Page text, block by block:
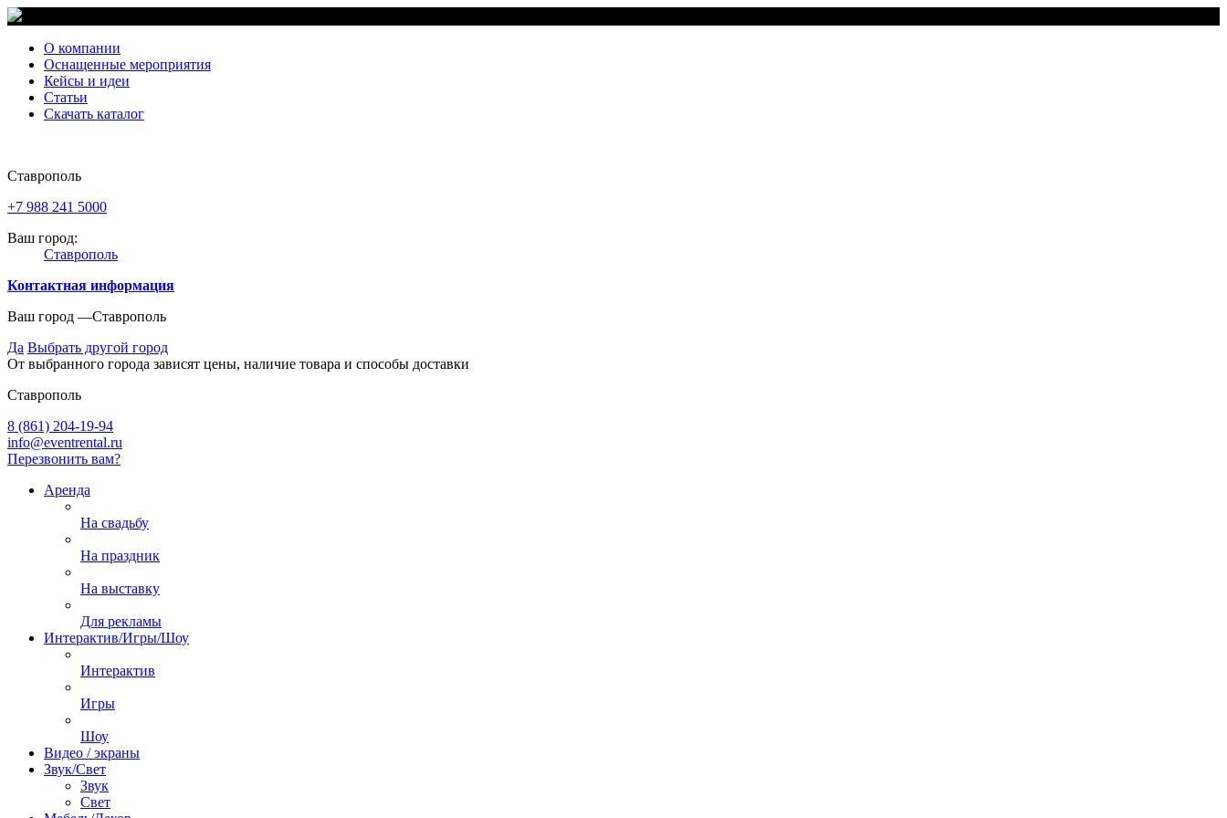
О компании
Оснащенные мероприятия
Кейсы и идеи
Статьи
Скачать каталог
Ставрополь
+7 988 241 5000
Ваш город:
Ставрополь
Контактная информация
Ваш город —Ставрополь
Да Выбрать другой город
От выбранного города зависят цены, наличие товара и способы доставки
Ставрополь
8 (861) 204-19-94
info@eventrental.ru
Перезвонить вам?
Аренда
На свадьбу
На праздник
На выставку
Для рекламы
Интерактив/Игры/Шоу
Интерактив
Игры
Шоу
Видео / экраны
Звук/Свет
Звук
Свет